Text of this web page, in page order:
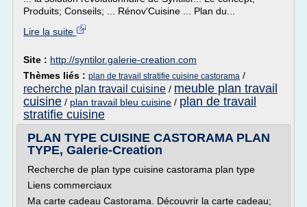
Produits; Conseils; ... Rénov'Cuisine ... Plan du...
Lire la suite
Site : http://syntilor.galerie-creation.com
Thèmes liés : plan de travail stratifie cuisine castorama /
recherche plan travail cuisine / meuble plan travail
cuisine / plan travail bleu cuisine / plan de travail
stratifie cuisine
PLAN TYPE CUISINE CASTORAMA PLAN
TYPE, Galerie-Creation
Recherche de plan type cuisine castorama plan type
Liens commerciaux
Ma carte cadeau Castorama. Découvrir la carte cadeau;